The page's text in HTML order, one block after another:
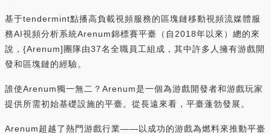
基于tendermint點播高負載視頻服務的區塊鏈移動視頻流媒體服
務AI視頻分析系統Arenum錦標賽平臺（自2018年以來）總的來
說，{Arenum]團隊由37名全職員工組成，其中許多人擁有游戲開
發和區塊鏈的經驗。
誰使Arenum獨一無二？Arenum是一個為游戲開發者和游戲玩家
提供所需初始基礎設施的平臺。從長遠來看，平臺蓬勃發展。
Arenum超越了熱門游戲行業——以成功的游戲為燃料來推動平臺